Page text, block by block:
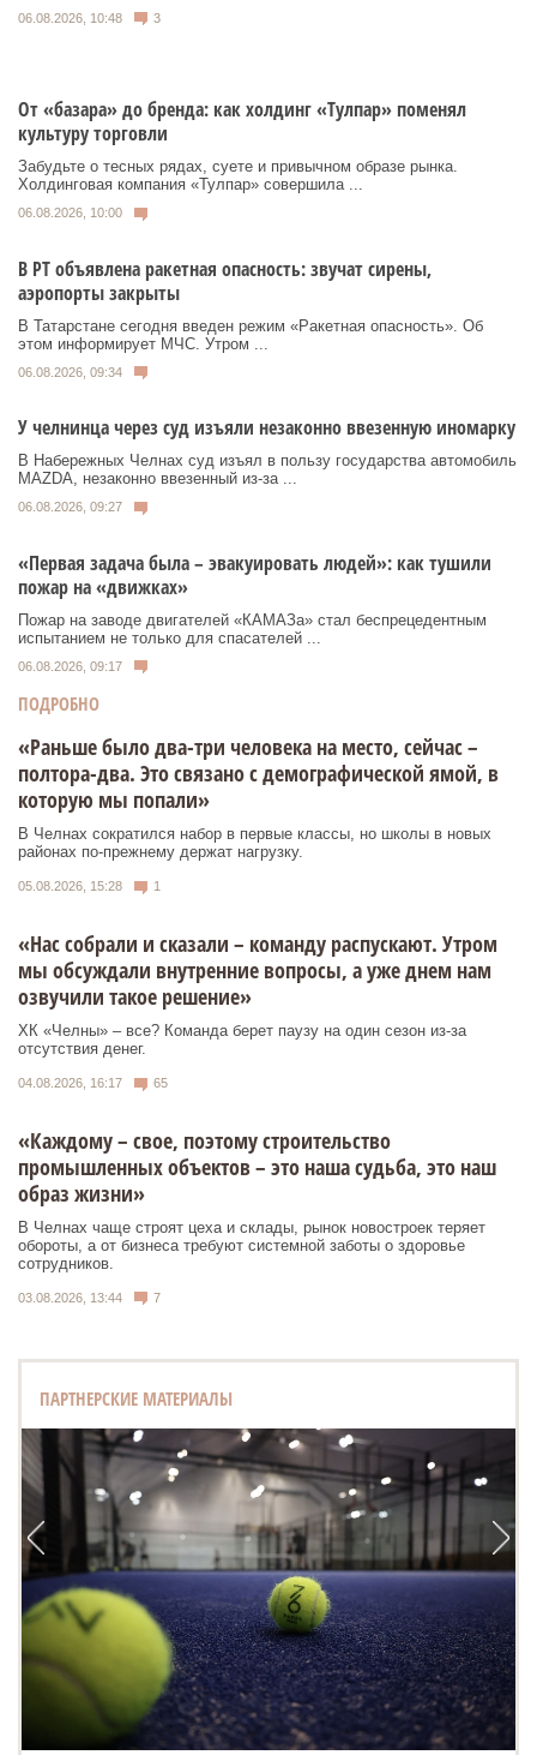
06.08.2026, 10:48 3
От «базара» до бренда: как холдинг «Тулпар» поменял
культуру торговли
Забудьте о тесных рядах, суете и привычном образе рынка.
Холдинговая компания «Тулпар» совершила ...
06.08.2026, 10:00
В РТ объявлена ракетная опасность: звучат сирены,
аэропорты закрыты
В Татарстане сегодня введен режим «Ракетная опасность». Об
этом информирует МЧС. Утром ...
06.08.2026, 09:34
У челнинца через суд изъяли незаконно ввезенную иномарку
В Набережных Челнах суд изъял в пользу государства автомобиль
MAZDA, незаконно ввезенный из‑за ...
06.08.2026, 09:27
«Первая задача была – эвакуировать людей»: как тушили
пожар на «движках»
Пожар на заводе двигателей «КАМАЗа» стал беспрецедентным
испытанием не только для спасателей ...
06.08.2026, 09:17
ПОДРОБНО
«Раньше было два-три человека на место, сейчас –
полтора-два. Это связано с демографической ямой, в
которую мы попали»
В Челнах сократился набор в первые классы, но школы в новых
районах по-прежнему держат нагрузку.
05.08.2026, 15:28 1
«Нас собрали и сказали – команду распускают. Утром
мы обсуждали внутренние вопросы, а уже днем нам
озвучили такое решение»
ХК «Челны» – все? Команда берет паузу на один сезон из-за
отсутствия денег.
04.08.2026, 16:17 65
«Каждому – свое, поэтому строительство
промышленных объектов – это наша судьба, это наш
образ жизни»
В Челнах чаще строят цеха и склады, рынок новостроек теряет
обороты, а от бизнеса требуют системной заботы о здоровье
сотрудников.
03.08.2026, 13:44 7
ПАРТНЕРСКИЕ МАТЕРИАЛЫ